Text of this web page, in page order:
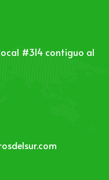
#314 contiguo al